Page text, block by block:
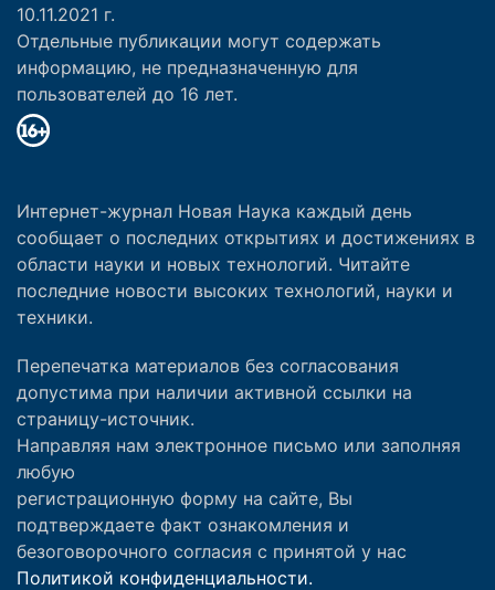
10.11.2021 г.
Отдельные публикации могут содержать
информацию, не предназначенную для
пользователей до 16 лет.
Интернет-журнал Новая Наука каждый день
сообщает о последних открытиях и достижениях в
области науки и новых технологий. Читайте
последние новости высоких технологий, науки и
техники.
Перепечатка материалов без согласования
допустима при наличии активной ссылки на
страницу-источник.
Направляя нам электронное письмо или заполняя
любую
регистрационную форму на сайте, Вы
подтверждаете факт ознакомления и
безоговорочного согласия с принятой у нас
Политикой конфиденциальности.